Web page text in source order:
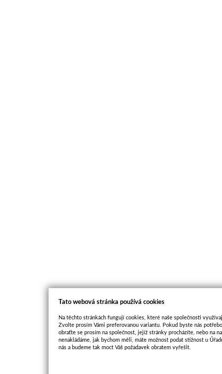
Tato webová stránka používá cookies
Na těchto stránkách fungují cookies, které naše společnosti
Zvolte prosím Vámi preferovanou variantu. Pokud byste nás
obraťte se prosím na společnost, jejíž stránky procházíte, nebo na
nenakládáme, jak bychom měli, máte možnost podat stížnost u
nás a budeme tak moct Váš požadavek obratem vyřešit.